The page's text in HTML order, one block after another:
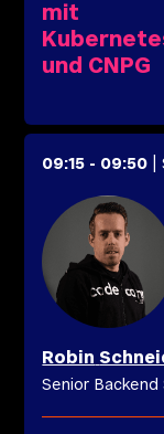
mit
und CNPG
09:15 - 09:50 |
Robin
Senior